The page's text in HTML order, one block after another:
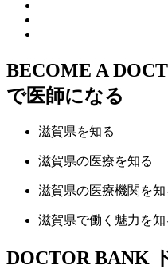
BECOME A
で医師になる
滋賀県を知る
滋賀県の医療を知る
滋賀県の医療機関 を知
滋賀県で働く魅力 を知
DOCTOR BANK